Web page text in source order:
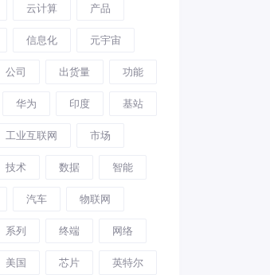
云计算 产品
信息化 元宇宙
公司 出货量 功能
华为 印度 基站
工业互联网 市场
技术 数据 智能
汽车 物联网
系列 终端 网络
美国 芯片 英特尔